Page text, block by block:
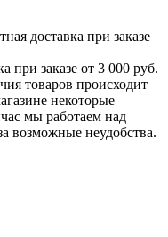
доставка при заказе
при заказе от 3 000 руб.
товаров происходит
некоторые
мы работаем над
возможные неудобства.